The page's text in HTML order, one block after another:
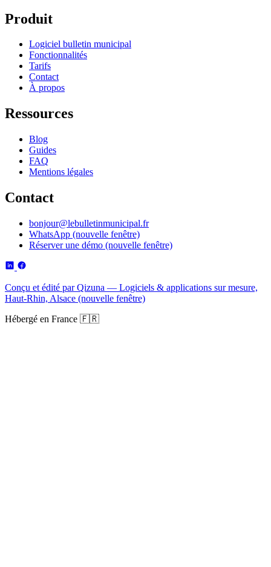
Produit
Logiciel bulletin municipal
Fonctionnalités
Tarifs
Contact
À propos
Ressources
Blog
Guides
FAQ
Mentions légales
Contact
bonjour@lebulletinmunicipal.fr
WhatsApp (nouvelle fenêtre)
Réserver une démo (nouvelle fenêtre)
Conçu et édité par Qizuna — Logiciels & applications sur mesure,
Haut-Rhin, Alsace (nouvelle fenêtre)
Hébergé en France 🇫🇷